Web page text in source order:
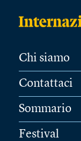
Chi siamo
Contattaci
Sommario
Festival